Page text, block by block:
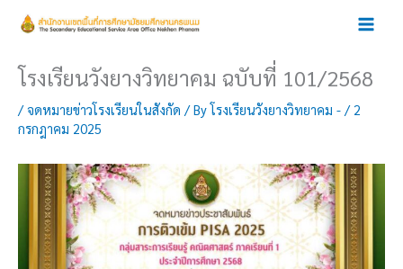
โรงเรียนวังยางวิทยาคม ฉบับที่ 101/2568
/จดหมายข่าวโรงเรียนในสังกัด / Byโรงเรียนวังยางวิทยาคม - / 2
กรกฎาคม 2025